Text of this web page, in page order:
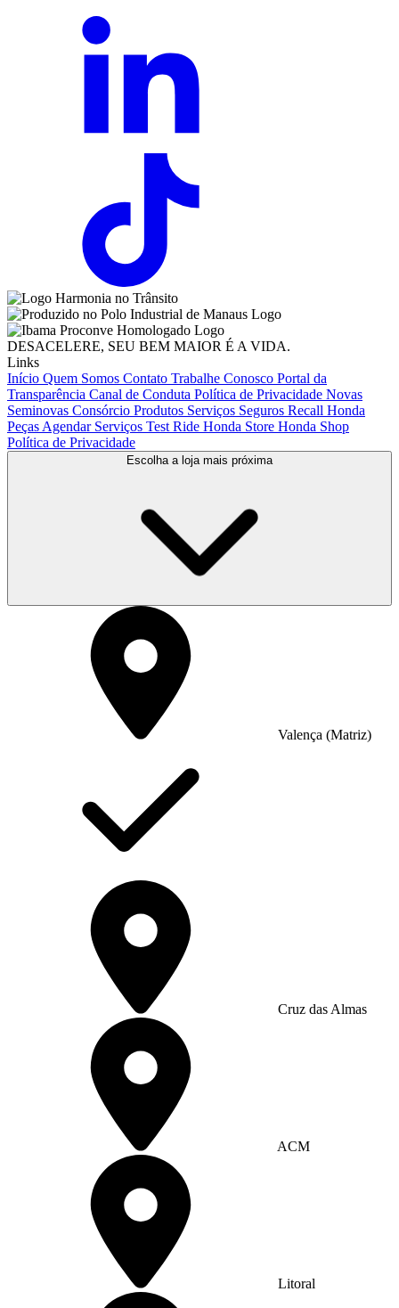
DESACELERE, SEU BEM MAIOR É A VIDA.
Links
Início Quem Somos Contato Trabalhe Conosco Portal da
Transparência Canal de Conduta Política de Privacidade Novas
Seminovas Consórcio Produtos Serviços Seguros Recall Honda
PeçasAgendar Serviços Test Ride Honda Store Honda Shop
Política de Privacidade
Escolha a loja mais próxima
Valença (Matriz)
Cruz das Almas
ACM
Litoral